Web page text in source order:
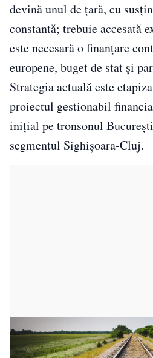
devină unul de țară, cu
constantă; trebuie accesată
este necesară o finanțare
europene, buget de stat și
Strategia actuală este
proiectul gestionabil
inițial pe tronsonul
segmentul Sighișoara-Cluj.